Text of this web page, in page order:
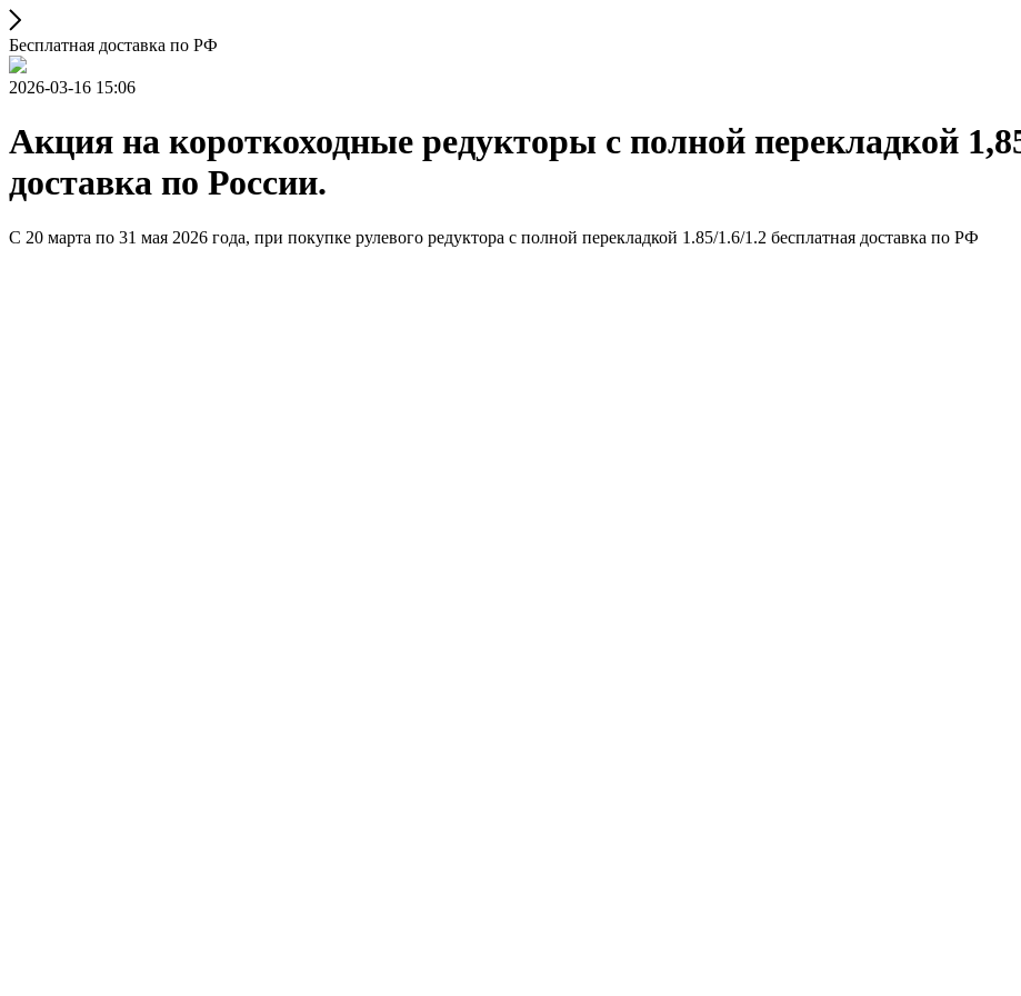
Бесплатная доставка по РФ
2026-03-16 15:06
Акция на короткоходные редукторы с полной перекладкой
доставка по России.
С 20 марта по 31 мая 2026 года, при покупке рулевого редуктора с полной перекладкой 1.85/1.6/1.2 бесплатная доставка по РФ